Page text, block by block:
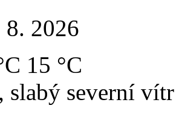
2026
15 °C
slabý severní vítr